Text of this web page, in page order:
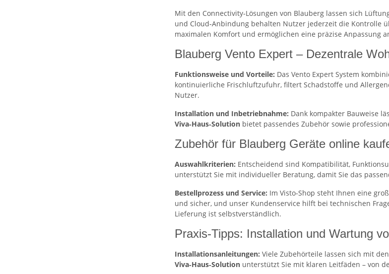
Mit den Connectivity‑Lösungen von Blauberg lassen sich
und Cloud‑Anbindung behalten Nutzer jederzeit die Kontrolle
maximalen Komfort und ermöglichen eine präzise Anpassung
Blauberg Vento Expert – Dezentrale
Funktionsweise und Vorteile: Das Vento Expert System
kontinuierliche Frischluftzufuhr, filtert Schadstoffe und
Nutzer.
Installation und Inbetriebnahme: Dank kompakter Bauweise
Viva‑Haus‑Solution bietet passendes Zubehör sowie
Zubehör für Blauberg Geräte online
Auswahlkriterien: Entscheidend sind Kompatibilität,
unterstützt Sie mit individueller Beratung, damit Sie das
Bestellprozess und Service: Im Visto‑Shop steht Ihnen eine
und sicher, und unser Kundenservice hilft bei technischen
Lieferung ist selbstverständlich.
Praxis‑Tipps: Installation und Wartung
Installationsanleitungen: Viele Zubehörteile lassen sich mit
Viva‑Haus‑Solution unterstützt Sie mit klaren Leitfäden – von